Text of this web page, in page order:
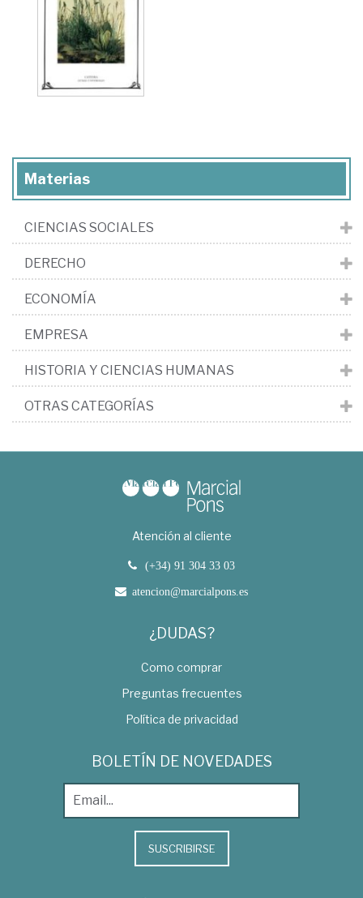
Materias
CIENCIAS SOCIALES
DERECHO
ECONOMÍA
EMPRESA
HISTORIA Y CIENCIAS HUMANAS
OTRAS CATEGORÍAS
Atención al cliente
(+34) 91 304 33 03
atencion@marcialpons.es
¿DUDAS?
Como comprar
Preguntas frecuentes
Política de privacidad
BOLETÍN DE NOVEDADES
SUSCRIBIRSE